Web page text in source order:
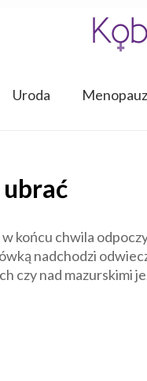
Uroda
w końcu chwila
nadchodzi
czy nad mazurskimi